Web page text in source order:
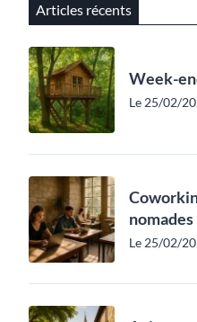
Articles récents
Week-
Le 25/02/
nomades
Le 25/02/